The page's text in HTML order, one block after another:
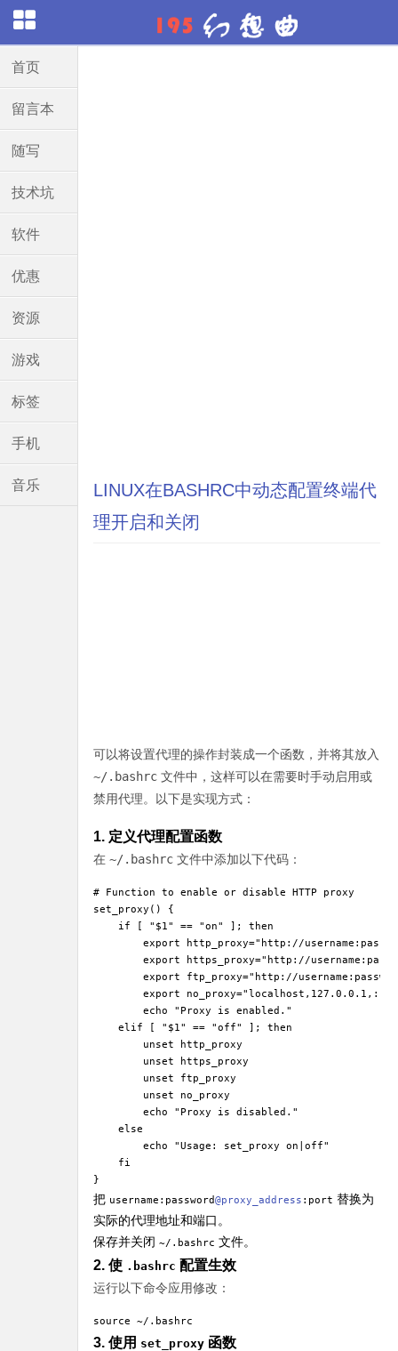
首页
留言本
随写
技术坑
软件
优惠
资源
游戏
标签
手机
音乐
LINUX在BASHRC中动态配置终端代
理开启和关闭
可以将设置代理的操作封装成一个函数，并将其放入
~/.bashrc 文件中，这样可以在需要时手动启用或
禁用代理。以下是实现方式：
1. 定义代理配置函数
在~/.bashrc 文件中添加以下代码：
# Function to enable or disable HTTP proxy
set_proxy() {
    if [ "$1" == "on" ]; then
export http_proxy="http://
export https_proxy="http://
export ftp_proxy="http://
        export no_proxy="localhost,127.0.0.1,::1"
        echo "Proxy is enabled."
    elif [ "$1" == "off" ]; then
        unset http_proxy
        unset https_proxy
        unset ftp_proxy
        unset no_proxy
        echo "Proxy is disabled."
    else
        echo "Usage: set_proxy on|off"
    fi
}
把 username:password@proxy_address :port 替换为
实际的代理地址和端口。
保存并关闭~/.bashrc 文件。
2. 使 .bashrc 配置生效
运行以下命令应用修改：
source ~/.bashrc
3. 使用 set_proxy 函数